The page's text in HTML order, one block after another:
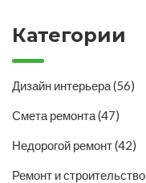
Категории
Дизайн интерьера(56)
Смета ремонта(47)
Недорогой ремонт(42)
Ремонт и строительство